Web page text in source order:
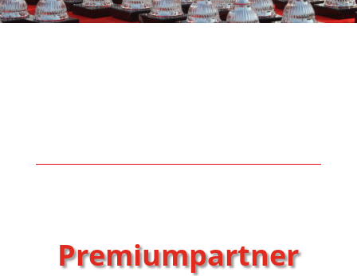
Premiumpartner